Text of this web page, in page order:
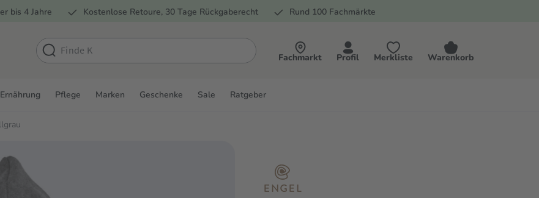
bis 4 Jahre Kostenlose Retoure, 30 Tage Rückgaberecht Rund 100 Fachmärkte
Fachmarkt Profil Merkliste Warenkorb
Ernährung Pflege Marken Geschenke Sale Ratgeber